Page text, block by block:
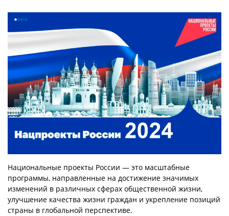
Национальные проекты России — это масштабные
программы, направленные на достижение значимых
изменений в различных сферах общественной жизни,
улучшение качества жизни граждан и укрепление позиций
страны в глобальной перспективе.